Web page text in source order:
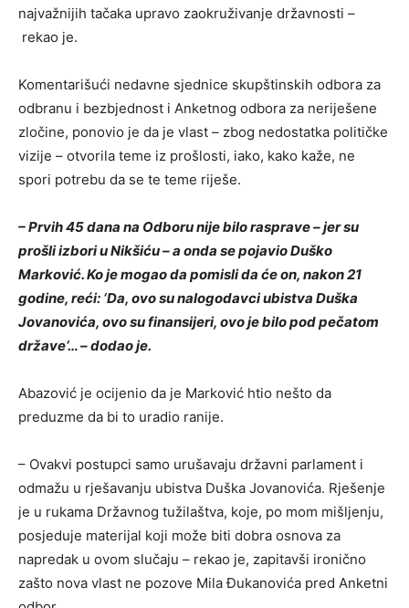
najvažnijih tačaka upravo zaokruživanje državnosti –
rekao je.
Komentarišući nedavne sjednice skupštinskih odbora za
odbranu i bezbjednost i Anketnog odbora za neriješene
zločine, ponovio je da je vlast – zbog nedostatka političke
vizije – otvorila teme iz prošlosti, iako, kako kaže, ne
spori potrebu da se te teme riješe.
– Prvih 45 dana na Odboru nije bilo rasprave – jer su
prošli izbori u Nikšiću – a onda se pojavio Duško
Marković. Ko je mogao da pomisli da će on, nakon 21
godine, reći: ‘Da, ovo su nalogodavci ubistva Duška
Jovanovića, ovo su finansijeri, ovo je bilo pod pečatom
države‘… – dodao je.
Abazović je ocijenio da je Marković htio nešto da
preduzme da bi to uradio ranije.
– Ovakvi postupci samo urušavaju državni parlament i
odmažu u rješavanju ubistva Duška Jovanovića. Rješenje
je u rukama Državnog tužilaštva, koje, po mom mišljenju,
posjeduje materijal koji može biti dobra osnova za
napredak u ovom slučaju – rekao je, zapitavši ironično
zašto nova vlast ne pozove Mila Đukanovića pred Anketni